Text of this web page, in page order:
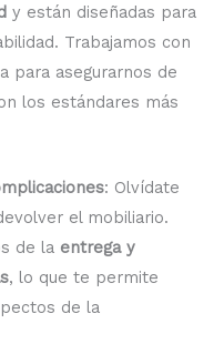
y están diseñadas para
Trabajamos con
para asegurarnos de
los estándares más
: Olvídate
el mobiliario.
de la entrega y
, lo que te permite
de la